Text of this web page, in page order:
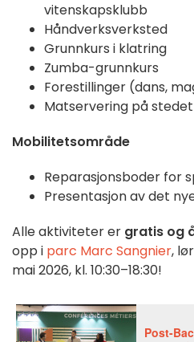
vitenskapsklubb
Håndverksverksted
Grunnkurs i klatring
Zumba-grunnkurs
Forestillinger (dans,
Matservering på
Mobilitetsområde
Reparasjonsboder for
Presentasjon av det
Alle aktiviteter er gratis og
opp i parc Marc Sangnier,
mai 2026, kl. 10:30–18:30!